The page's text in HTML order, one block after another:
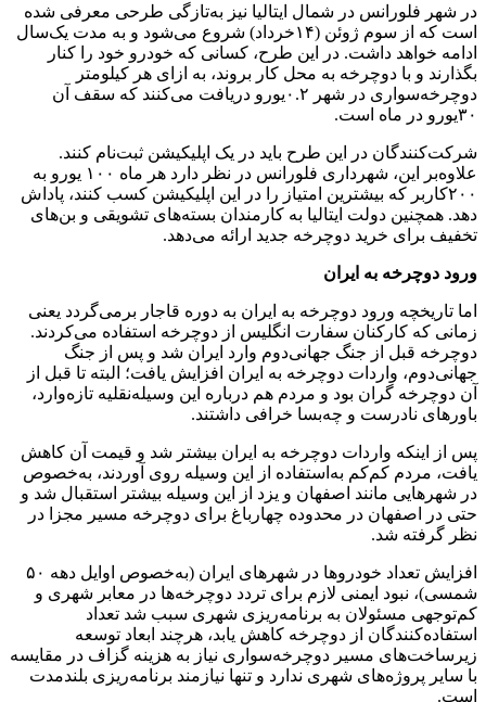
در شهر فلورانس در شمال ایتالیا نیز به‌تازگی طرحی معرفی شده
است که‌ از سوم ژوئن (۱۴‌خرداد) شروع می‌شود و به مدت یک‌سال
ادامه خواهد داشت. در این طرح، کسانی که خودرو خود را کنار
بگذارند و با دوچرخه به محل کار بروند، به‌ ازای هر کیلومتر
دوچرخه‌سواری در شهر ۰.۲یورو دریافت می‌کنند که سقف آن
۳۰‌یورو در ماه ‌است.
شرکت‌کنندگان در این طرح باید در یک اپلیکیشن ثبت‌نام کنند.
علاوه‌بر این، شهرداری فلورانس در نظر دارد هر ماه ۱۰۰ یورو به
۲۰۰‌کاربر که بیشترین امتیاز را در این اپلیکیشن کسب کنند، پاداش
دهد. همچنین دولت ایتالیا به کارمندان بسته‌های تشویقی و بن‌های
تخفیف برای خرید دوچرخه جدید ارائه می‌دهد.
ورود دوچرخه به ‌ایران
اما تاریخچه ورود دوچرخه به ‌ایران به دوره قاجار برمی‌گردد یعنی
زمانی که کارکنان سفارت انگلیس از دوچرخه ‌استفاده می‌کردند.
دوچرخه قبل از جنگ جهانی‌دوم وارد ایران شد و پس از جنگ
جهانی‌دوم، واردات دوچرخه به ‌ایران افزایش یافت؛ البته تا قبل از
آن دوچرخه گران بود و مردم هم درباره ‌این وسیله‌نقلیه تازه‌وارد،
باورهای نادرست و چه‌بسا خرافی داشتند.
پس از اینکه واردات دوچرخه به‌ ایران بیشتر شد و قیمت آن کاهش
یافت، مردم کم‌کم به‌استفاده ‌از این وسیله روی آوردند، به‌خصوص
در شهرهایی مانند اصفهان و یزد از این وسیله بیشتر استقبال شد و
حتی در اصفهان در محدوده چهارباغ برای دوچرخه مسیر مجزا در
نظر گرفته شد.
افزایش تعداد خودروها در شهرهای ایران (به‌خصوص اوایل دهه ۵۰
شمسی)، نبود ایمنی لازم برای تردد دوچرخه‌ها در معابر شهری و
کم‌توجهی مسئولان به برنامه‌ریزی شهری سبب شد تعداد
‌استفاده‌کنندگان از دوچرخه کاهش یابد، هرچند ابعاد توسعه
زیرساخت‌های مسیر دوچرخه‌سواری نیاز به هزینه گزاف در مقایسه
با سایر پروژه‌های شهری ندارد و تنها نیازمند برنامه‌ریزی بلندمدت
است.